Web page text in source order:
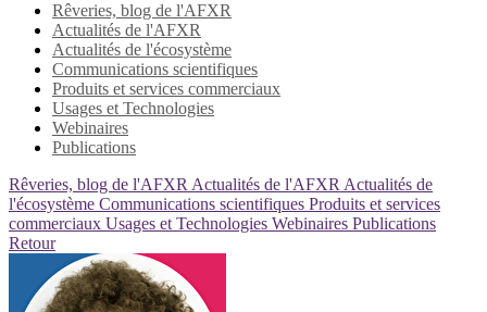
Rêveries, blog de l'AFXR
Actualités de l'AFXR
Actualités de l'écosystème
Communications scientifiques
Produits et services commerciaux
Usages et Technologies
Webinaires
Publications
Rêveries, blog de l'AFXR Actualités de l'AFXR Actualités de
l'écosystème Communications scientifiques Produits et services
commerciaux Usages et Technologies Webinaires Publications
Retour